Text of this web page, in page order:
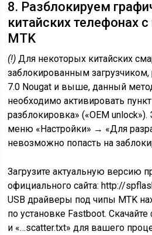
8. Разблокируем
китайских телефонах
MTK
(!) Для некоторых китайских
заблокированным
7.0 Nougat и выше, данный
необходимо активировать
разблокировка» («OEM unlock»).
меню «Настройки» → «Для
невозможно попасть на
Загрузите актуальную версию
официального сайта: http://
USB драйверы под чипы MTK
по установке Fastboot.
и «…scatter.txt» для вашего